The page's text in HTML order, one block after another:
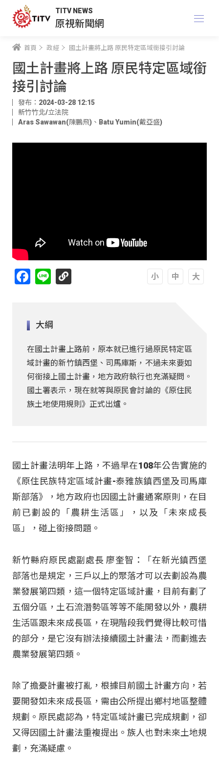
TITV NEWS
原視新聞網
首頁 政經 國土計畫將上路 原民特定區域銜接引討論
國土計畫將上路 原民特定區域銜
接引討論
發布：2024-03-28 12:15
新竹竹北/立法院
Aras Sawawan(陳鵬飛) 、 Batu Yumin(戴亞盛)
Facebook
Line
大綱
在國土計畫上路前，原本就已進行過原民特定區
域計畫的新竹鎮西堡、司馬庫斯，不過未來要如
何銜接上國土計畫，地方政府執行也充滿疑問。
國土署表示，現在就等與原民會討論的《原住民
族土地使用規則》正式出爐。
國土計畫法明年上路，不過早在108年公告實施的
《原住民族特定區域計畫-泰雅族鎮西堡及司馬庫
斯部落》，地方政府也因國土計畫通案原則，在目
前已劃設的「農耕生活區」，以及「未來成長
區」，碰上銜接問題。
新竹縣府原民處副處長 廖奎智：「在新光鎮西堡
部落也是規定，三戶以上的聚落才可以去劃設為農
業發展第四類，這一個特定區域計畫，目前有劃了
五個分區，土石流潛勢區等等不能開發以外，農耕
生活區跟未來成長區，在現階段我們覺得比較可惜
的部分，是它沒有辦法接續國土計畫法，而劃進去
農業發展第四類。
除了擔憂計畫被打亂，根據目前國土計畫方向，若
要開發如未來成長區，需由公所提出鄉村地區整體
規劃。原民處認為，特定區域計畫已完成規劃，卻
又得因國土計畫法重複提出。族人也對未來土地規
劃，充滿疑慮。